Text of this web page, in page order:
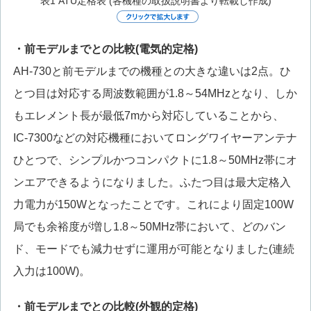
・前モデルまでとの比較(電気的定格)
AH-730と前モデルまでの機種との大きな違いは2点。ひ
とつ目は対応する周波数範囲が1.8～54MHzとなり、しか
もエレメント長が最低7mから対応していることから、
IC-7300などの対応機種においてロングワイヤーアンテナ
ひとつで、シンプルかつコンパクトに1.8～50MHz帯にオ
ンエアできるようになりました。ふたつ目は最大定格入
力電力が150Wとなったことです。これにより固定100W
局でも余裕度が増し1.8～50MHz帯において、どのバン
ド、モードでも減力せずに運用が可能となりました(連続
入力は100W)。
・前モデルまでとの比較(外観的定格)